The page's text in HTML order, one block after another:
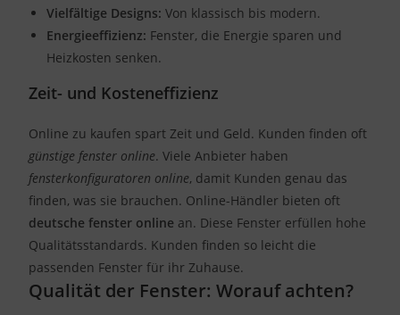
Vielfältige Designs: Von klassisch bis modern.
Energieeffizienz: Fenster, die Energie sparen und
Heizkosten senken.
Zeit- und Kosteneffizienz
Online zu kaufen spart Zeit und Geld. Kunden finden oft
günstige fenster online. Viele Anbieter haben
fensterkonfiguratoren online, damit Kunden genau das
finden, was sie brauchen. Online-Händler bieten oft
deutsche fenster online an. Diese Fenster erfüllen hohe
Qualitätsstandards. Kunden finden so leicht die
passenden Fenster für ihr Zuhause.
Qualität der Fenster: Worauf achten?